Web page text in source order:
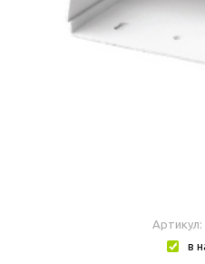
Артикул:
в